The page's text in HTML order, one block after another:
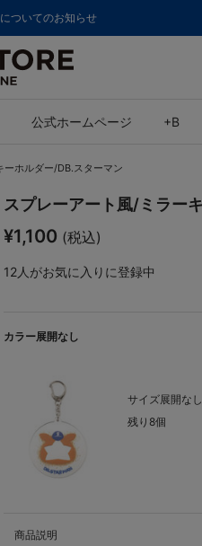
ついてのお知らせ
公式ホームページ +B
ホルダー/DB.スターマン
スプレーアート風/ミラー
¥1,100 (税込)
12人がお気に入りに登録中
カラー展開なし
サイズ展開な
残り8個
商品説明